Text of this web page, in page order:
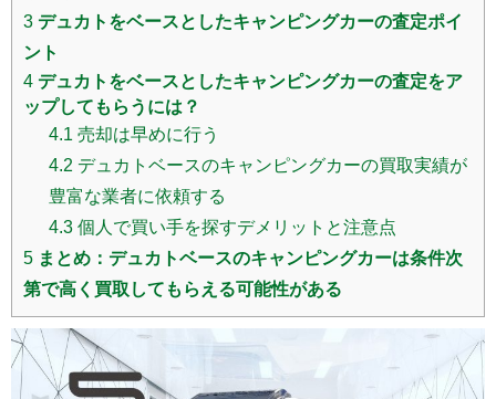
3 デュカトをベースとしたキャンピングカーの査定ポイ
ント
4 デュカトをベースとしたキャンピングカーの査定をア
ップしてもらうには？
4.1 売却は早めに行う
4.2 デュカトベースのキャンピングカーの買取実績が
豊富な業者に依頼する
4.3 個人で買い手を探すデメリットと注意点
5 まとめ：デュカトベースのキャンピングカーは条件次
第で高く買取してもらえる可能性がある